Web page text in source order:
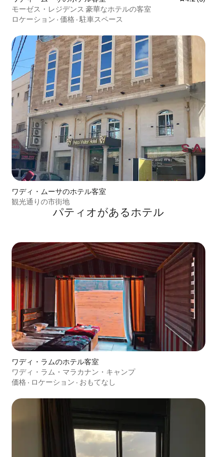
モーゼス・レジデンス 豪華なホテルの客室
ロケーション · 価格 ·駐車スペース
ワディ・ムーサのホテル客室
観光通りの市街地
パティオがあるホ⁠テ⁠ル
ワディ・ラムのホテル客室
ワディ・ラム・マラカナン・キャンプ
価格 · ロケーション · おもてなし